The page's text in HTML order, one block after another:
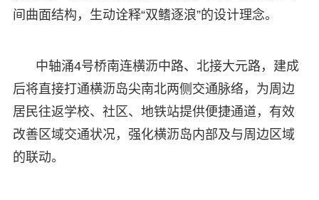
间曲面结构，生动诠释“双鳍逐浪”的设计理念。
中轴涌4号桥南连横沥中路、北接大元路，建成
后将直接打通横沥岛尖南北两侧交通脉络，为周边
居民往返学校、社区、地铁站提供便捷通道，有效
改善区域交通状况，强化横沥岛内部及与周边区域
的联动。